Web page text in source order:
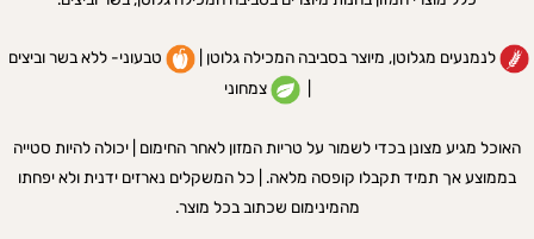
לנמנעים מגלוטן, מיוצר בסביבה המכילה גלוטן |
טבעוני- ללא בשר וביצים
|
צמחוני
האוכל מגיע מצונן בכדי לשמור על טריות המזון לאחר החימום | יכולה להיות סטייה
בממוצע אך תמיד תקבלו קופסה מלאה. | כל המשקלים נארזים ידנית ולא יפחתו
מהמינימום שכתוב בכל מוצר.